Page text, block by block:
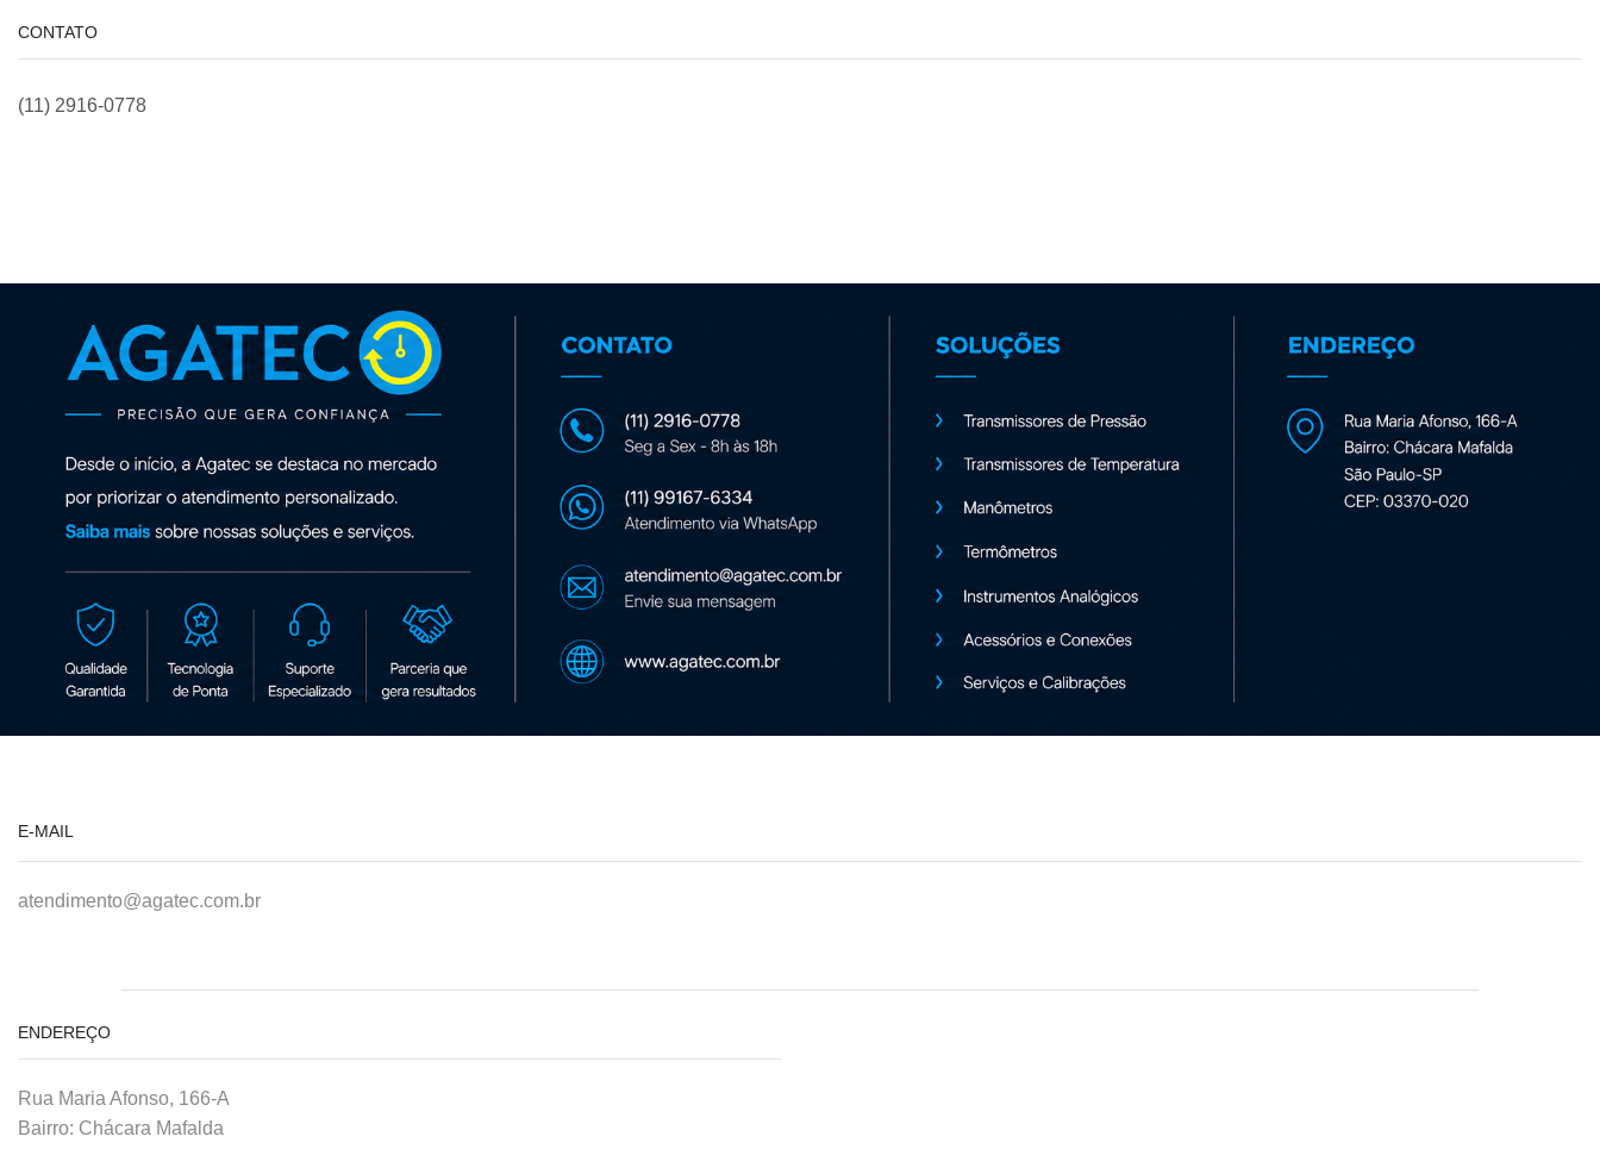
CONTATO
(11) 2916-0778
E-MAIL
atendimento@agatec.com.br
ENDEREÇO
Rua Maria Afonso, 166-A
Bairro: Chácara Mafalda